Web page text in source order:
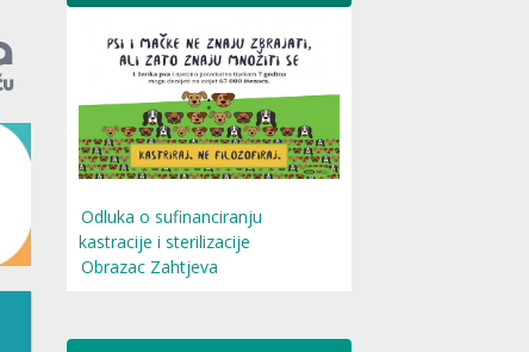
Odluka o sufinanciranju
kastracije i sterilizacije
Obrazac Zahtjeva